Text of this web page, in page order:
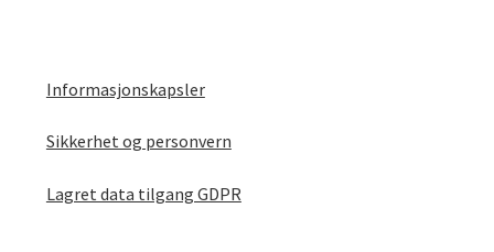
Informasjonskapsler
Sikkerhet og personvern
Lagret data tilgang GDPR